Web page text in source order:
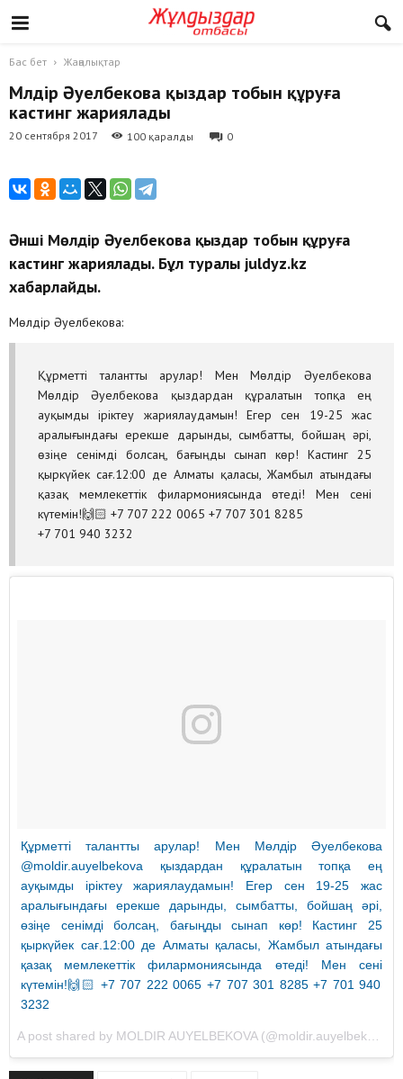
Бас бет Жаңалықтар
Мөлдір Әуелбекова қыздар тобын құруға
кастинг жариялады
20 сентября 2017 100 қаралды 0
Әнші Мөлдір Әуелбекова қыздар тобын құруға
кастинг жариялады. Бұл туралы juldyz.kz
хабарлайды.
Мөлдір Әуелбекова:
Құрметті талантты арулар! Мен Мөлдір Әуелбекова
Мөлдір Әуелбекова қыздардан құралатын топқа ең
ауқымды іріктеу жариялаудамын! Егер сен 19-25 жас
аралығындағы ерекше дарынды, сымбатты, бойшаң әрі,
өзіңе сенімді болсаң, бағыңды сынап көр! Кастинг 25
қыркүйек сағ.12:00 де Алматы қаласы, Жамбыл атындағы
қазақ мемлекеттік филармониясында өтеді! Мен сені
күтемін!🙌🏻 +7 707 222 0065 +7 707 301 8285
+7 701 940 3232
Құрметті талантты арулар! Мен Мөлдір Әуелбекова
@moldir.auyelbekova қыздардан құралатын топқа ең
ауқымды іріктеу жариялаудамын! Егер сен 19-25 жас
аралығындағы ерекше дарынды, сымбатты, бойшаң әрі,
өзіңе сенімді болсаң, бағыңды сынап көр! Кастинг 25
қыркүйек сағ.12:00 де Алматы қаласы, Жамбыл атындағы
қазақ мемлекеттік филармониясында өтеді! Мен сені
күтемін!🙌🏻 +7 707 222 0065 +7 707 301 8285 +7 701 940
3232